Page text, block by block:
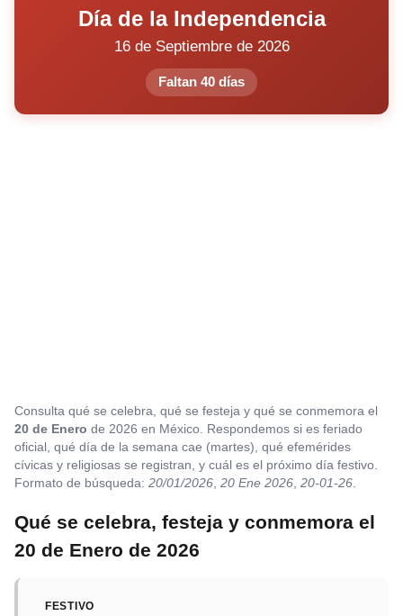
Día de la Independencia
16 de Septiembre de 2026
Faltan 40 días
Consulta qué se celebra, qué se festeja y qué se conmemora el
20 de Enero de 2026 en México. Respondemos si es feriado
oficial, qué día de la semana cae (martes), qué efemérides
cívicas y religiosas se registran, y cuál es el próximo día festivo.
Formato de búsqueda: 20/01/2026, 20 Ene 2026, 20-01-26.
Qué se celebra, festeja y conmemora el
20 de Enero de 2026
FESTIVO